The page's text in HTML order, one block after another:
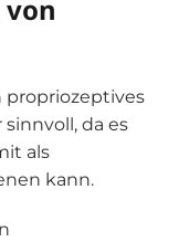
propriozeptives
da es
als
kann.